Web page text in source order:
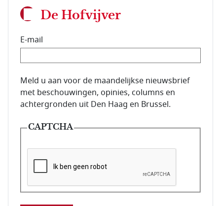
De Hofvijver
E-mail
E-mailadres van de abonnee.
Meld u aan voor de maandelijkse nieuwsbrief
met beschouwingen, opinies, columns en
achtergronden uit Den Haag en Brussel.
CAPTCHA
Deze vraag is om te controleren dat u een mens